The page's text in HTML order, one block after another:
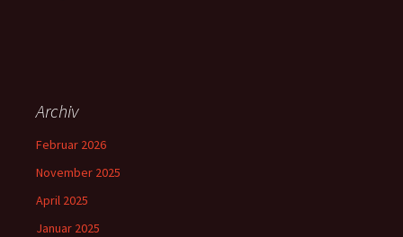
Archiv
Februar 2026
November 2025
April 2025
Januar 2025